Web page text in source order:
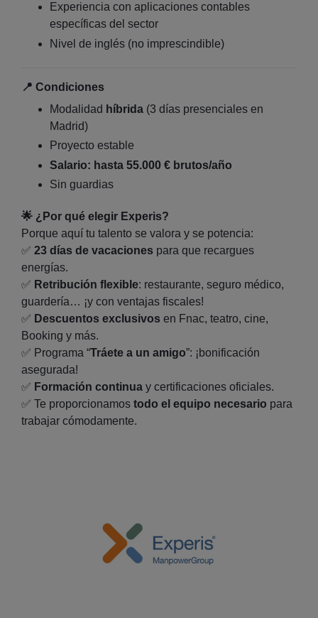
Experiencia con aplicaciones contables
específicas del sector
Nivel de inglés (no imprescindible)
📍 Condiciones
Modalidad híbrida (3 días presenciales en
Madrid)
Proyecto estable
Salario: hasta 55.000 € brutos/año
Sin guardias
🌟 ¿Por qué elegir Experis?
Porque aquí tu talento se valora y se potencia:
✅ 23 días de vacaciones para que recargues
energías.
✅ Retribución flexible: restaurante, seguro médico,
guardería… ¡y con ventajas fiscales!
✅ Descuentos exclusivos en Fnac, teatro, cine,
Booking y más.
✅ Programa “Tráete a un amigo”: ¡bonificación
asegurada!
✅ Formación continua y certificaciones oficiales.
✅ Te proporcionamos todo el equipo necesario para
trabajar cómodamente.